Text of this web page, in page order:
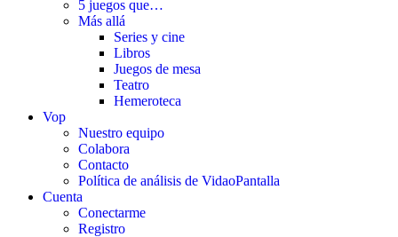
5 juegos que…
Más allá
Series y cine
Libros
Juegos de mesa
Teatro
Hemeroteca
Vop
Nuestro equipo
Colabora
Contacto
Política de análisis de VidaoPantalla
Cuenta
Conectarme
Registro